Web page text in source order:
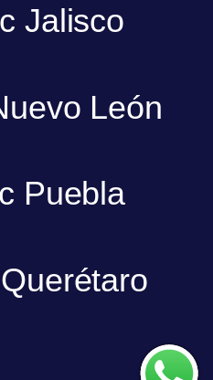
Jalisco
León
Puebla